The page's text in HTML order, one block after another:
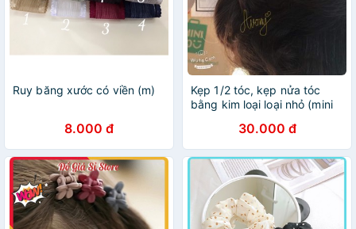
Ruy băng xước có viền (m)
8.000 đ
Kẹp 1/2 tóc, kẹp nửa tóc
bằng kim loại loại nhỏ (mini
30.000 đ